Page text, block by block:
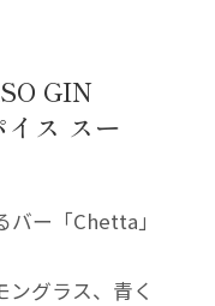
GIN
ス スー
ー「Chetta」
ングラス、青く